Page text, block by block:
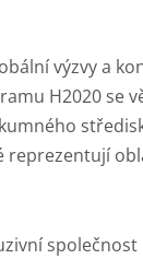
výzvy a
H2020 se
reprezentují
společnost